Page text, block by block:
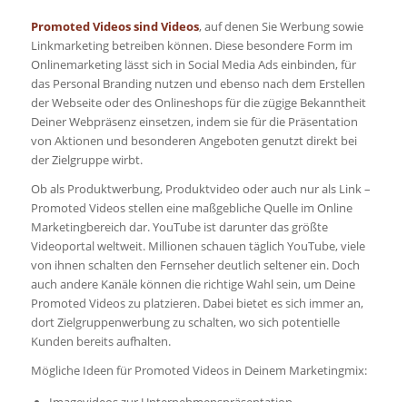
Promoted Videos sind Videos, auf denen Sie Werbung sowie
Linkmarketing betreiben können. Diese besondere Form im
Onlinemarketing lässt sich in Social Media Ads einbinden, für
das Personal Branding nutzen und ebenso nach dem Erstellen
der Webseite oder des Onlineshops für die zügige Bekanntheit
Deiner Webpräsenz einsetzen, indem sie für die Präsentation
von Aktionen und besonderen Angeboten genutzt direkt bei
der Zielgruppe wirbt.
Ob als Produktwerbung, Produktvideo oder auch nur als Link –
Promoted Videos stellen eine maßgebliche Quelle im Online
Marketingbereich dar. YouTube ist darunter das größte
Videoportal weltweit. Millionen schauen täglich YouTube, viele
von ihnen schalten den Fernseher deutlich seltener ein. Doch
auch andere Kanäle können die richtige Wahl sein, um Deine
Promoted Videos zu platzieren. Dabei bietet es sich immer an,
dort Zielgruppenwerbung zu schalten, wo sich potentielle
Kunden bereits aufhalten.
Mögliche Ideen für Promoted Videos in Deinem Marketingmix: